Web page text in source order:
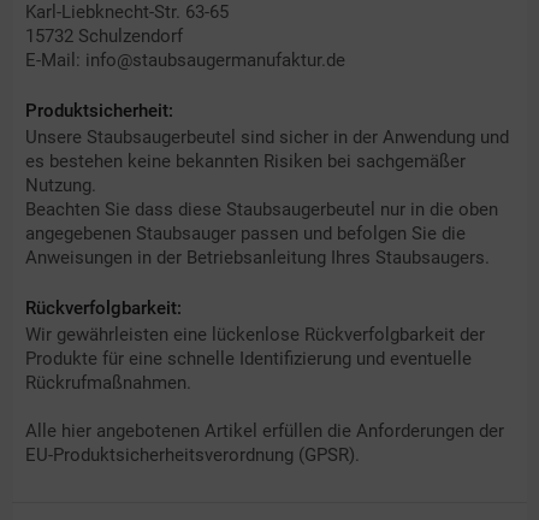
Karl-Liebknecht-Str. 63-65
15732 Schulzendorf
E-Mail: info@staubsaugermanufaktur.de
Produktsicherheit:
Unsere Staubsaugerbeutel sind sicher in der Anwendung und
es bestehen keine bekannten Risiken bei sachgemäßer
Nutzung.
Beachten Sie dass diese Staubsaugerbeutel nur in die oben
angegebenen Staubsauger passen und befolgen Sie die
Anweisungen in der Betriebsanleitung Ihres Staubsaugers.
Rückverfolgbarkeit:
Wir gewährleisten eine lückenlose Rückverfolgbarkeit der
Produkte für eine schnelle Identifizierung und eventuelle
Rückrufmaßnahmen.
Alle hier angebotenen Artikel erfüllen die Anforderungen der
EU-Produktsicherheitsverordnung (GPSR).